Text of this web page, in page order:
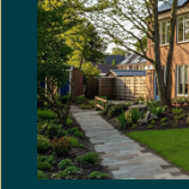
Niet-
volgende niet-
opgenomen:
dat verkoper
gebruikt/
heeft kunnen
c.q. gebreken